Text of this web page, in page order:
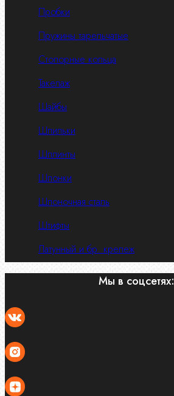
Пробки
Пружины тарельчатые
Стопорные кольца
Такелаж
Шайбы
Шпильки
Шплинты
Шпонки
Шпоночная сталь
Штифты
Латунный и бр. крепеж
Мы в соцсетях: